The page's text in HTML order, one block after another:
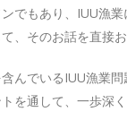
でもあり、IUU漁
、そのお話を直接お
んでいるIUU漁業
通して、一歩深